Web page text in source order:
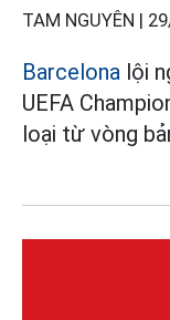
TAM NGUYÊN |
Barcelona lội
UEFA
loại từ vòng